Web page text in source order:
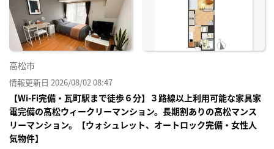
高松市
情報更新日 2026/08/02 08:47
【Wi-Fi完備・瓦町駅まで徒歩６分】３路線以上利用可能な家具家
電完備の高松ウィークリーマンション。長期割ありの高松マンス
リーマンション。【ウォシュレット、オートロック完備・女性人
気物件】